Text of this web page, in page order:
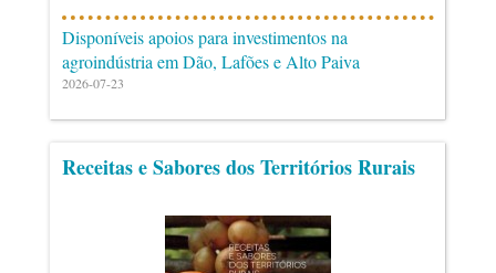
Disponíveis apoios para investimentos na
agroindústria em Dão, Lafões e Alto Paiva
2026-07-23
Receitas e Sabores dos Territórios Rurais